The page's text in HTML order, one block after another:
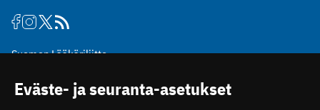
Suomen Lääkäriliitto
00510 Helsinki
puh. (09) 393 091
Eväste- ja seuranta-asetukset